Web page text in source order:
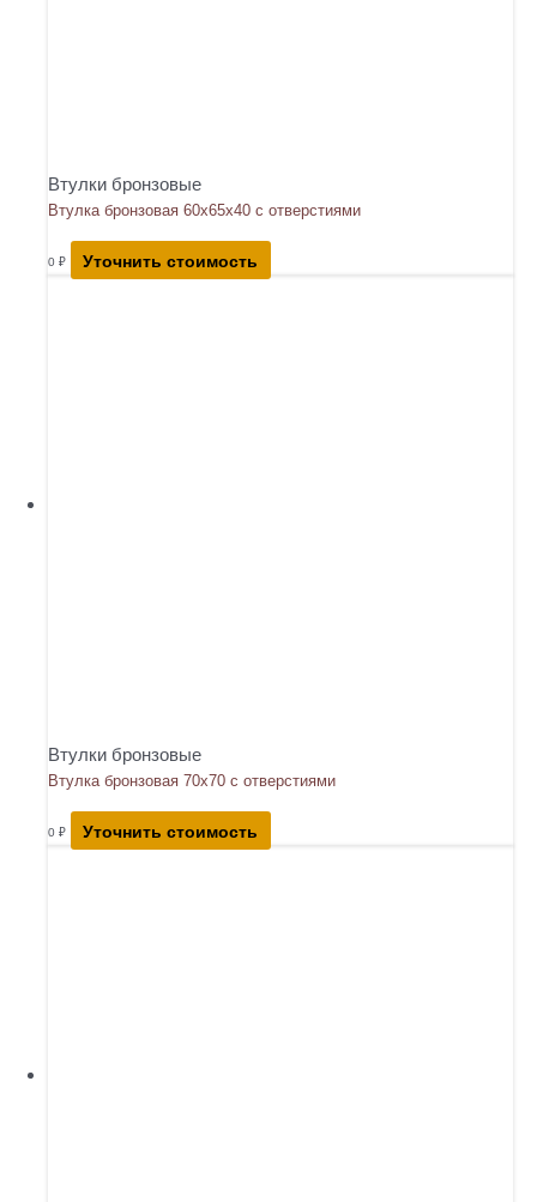
Втулки бронзовые
Втулка бронзовая 60х65х40 с отверстиями
0 ₽ Уточнить стоимость
Втулки бронзовые
Втулка бронзовая 70х70 с отверстиями
0 ₽ Уточнить стоимость